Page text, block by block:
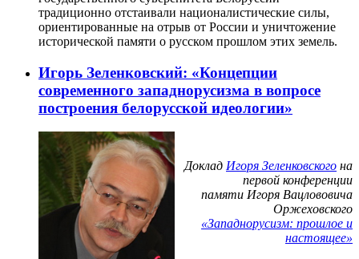
традиционно отстаивали националистические силы,
ориентированные на отрыв от России и уничтожение
исторической памяти о русском прошлом этих земель.
Игорь Зеленковский: «Концепции
современного западнорусизма в вопросе
построения белорусской идеологии»
Доклад Игоря Зеленковского на
первой конференции
памяти Игоря Вацлововича
Оржеховского
«Западнорусизм: прошлое и
настоящее»